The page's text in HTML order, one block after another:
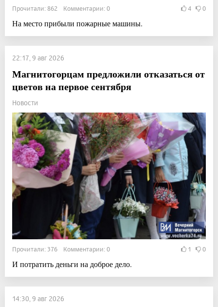
Прочитали: 862 Комментарии: 0 4 0
На место прибыли пожарные машины.
22:17, 9 авг 2026
Магнитогорцам предложили отказаться от
цветов на первое сентября
Новости
Прочитали: 376 Комментарии: 0 1 0
И потратить деньги на доброе дело.
14:30, 9 авг 2026